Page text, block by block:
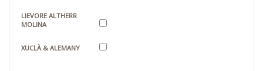
LIEVORE ALTHERR
MOLINA
XUCLÀ & ALEMANY